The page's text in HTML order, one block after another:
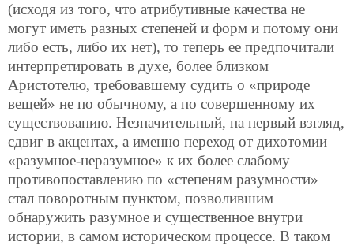
(исходя из того, что атрибутивные качества не
могут иметь разных степеней и форм и потому они
либо есть, либо их нет), то теперь ее предпочитали
интерпретировать в духе, более близком
Аристотелю, требовавшему судить о «природе
вещей» не по обычному, а по совершенному их
существованию. Незначительный, на первый взгляд,
сдвиг в акцентах, а именно переход от дихотомии
«разумное-неразумное» к их более слабому
противопоставлению по «степеням разумности»
стал поворотным пунктом, позволившим
обнаружить разумное и существенное внутри
истории, в самом историческом процессе. В таком